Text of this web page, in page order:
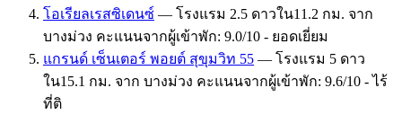
โอเรียลเรสซิเดนซ์ — โรงแรม 2.5 ดาวใน11.2 กม. จาก
บางม่วง คะแนนจากผู้เข้าพัก: 9.0/10 - ยอดเยี่ยม
แกรนด์ เซ็นเตอร์ พอยต์ สุขุมวิท 55 — โรงแรม 5 ดาว
ใน15.1 กม. จาก บางม่วง คะแนนจากผู้เข้าพัก: 9.6/10 - ไร้
ที่ติ